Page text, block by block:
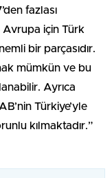
fazlası
Avrupa için Türk
bir parçasıdır.
mümkün ve bu
Ayrıca
Türkiye’yle
kılmaktadır.”